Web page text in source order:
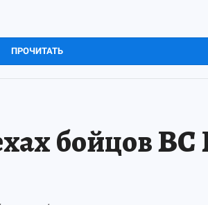
ПРОЧИТАТЬ
бойцов